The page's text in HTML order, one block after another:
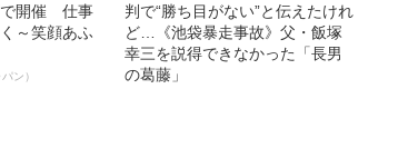
で開催 仕事
～笑顔あふ
ン）
判で“勝ち目がない”と伝えたけれ
ど…《池袋暴走事故》父・飯塚
幸三を説得できなかった「長男
の葛藤」